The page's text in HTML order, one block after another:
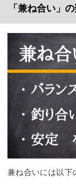
「兼ね合い」
兼ね合いには以下